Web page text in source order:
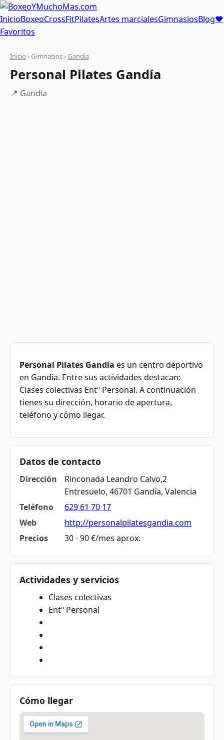
InicioBoxeoCrossFitPilatesArtes marcialesGimnasiosBlog❤
Favoritos
Inicio › Gimnasios › Gandia
Personal Pilates Gandía
📍 Gandia
Personal Pilates Gandía es un centro deportivo
en Gandia. Entre sus actividades destacan:
Clases colectivas Entº Personal. A continuación
tienes su dirección, horario de apertura,
teléfono y cómo llegar.
Datos de contacto
Dirección
Rinconada Leandro Calvo,2
Entresuelo, 46701 Gandía, Valencia
Teléfono
629 61 70 17
Web
http://personalpilatesgandia.com
Precios
30 - 90 €/mes aprox.
Actividades y servicios
Clases colectivas
Entº Personal
Cómo llegar